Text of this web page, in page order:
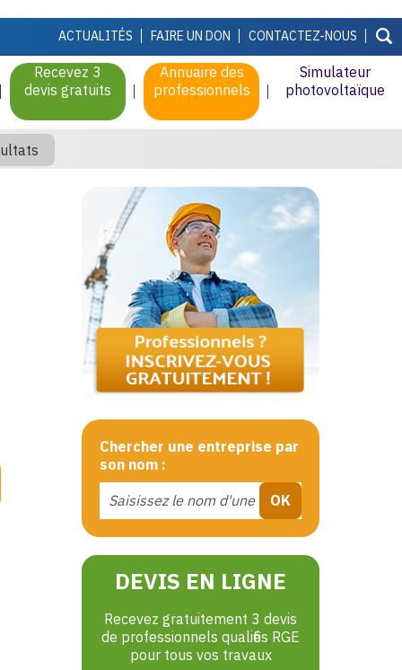
ACTUALITÉS FAIRE UN DON CONTACTEZ-NOUS
Recevez 3
devis gratuits
Annuaire des
professionnels
Simulateur
photovoltaïque
Chercher une entreprise par
son nom :
DEVIS EN LIGNE
Recevez gratuitement 3 devis
de professionnels qualifiés RGE
pour tous vos travaux